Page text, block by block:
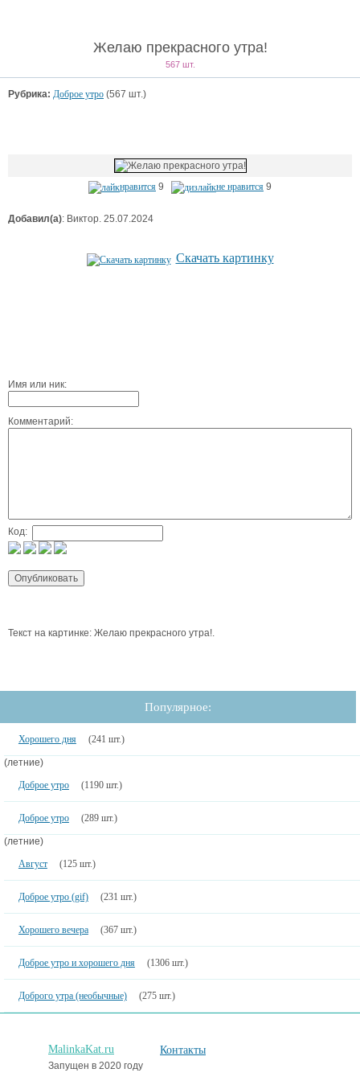
Желаю прекрасного утра!
567 шт.
Рубрика: Доброе утро (567 шт.)
нравится 9 не нравится 9
Добавил(а): Виктор. 25.07.2024
Скачать картинку
Имя или ник:
Комментарий:
Код:
Текст на картинке: Желаю прекрасного утра!.
Популярное:
Хорошего дня (241 шт.)
(летние)
Доброе утро
(1190 шт.)
Доброе утро (289 шт.)
(летние)
Август
(125 шт.)
Доброе утро (gif) (231 шт.)
Хорошего вечера (367 шт.)
Доброе утро и хорошего дня (1306 шт.)
Доброго утра (необычные) (275 шт.)
MalinkaKat.ru
Запущен в 2020 году
Контакты